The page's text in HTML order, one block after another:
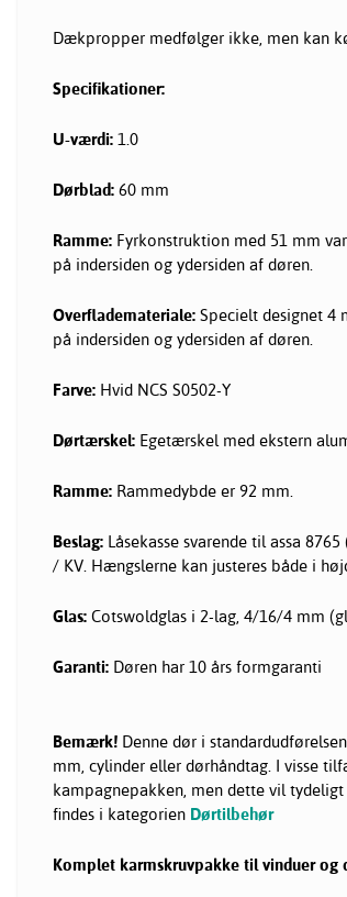
Dækpropper medfølger ikke, men kan
Specifikationer:
U-værdi: 1.0
Dørblad: 60 mm
Ramme: Fyrkonstruktion med 51 mm
på indersiden og ydersiden af døren.
Overflademateriale: Specielt designet 4
på indersiden og ydersiden af døren.
Farve: Hvid NCS S0502-Y
Dørtærskel: Egetærskel med ekstern
Ramme: Rammedybde er 92 mm.
Beslag: Låsekasse svarende til assa
/ KV. Hængslerne kan justeres både i
Glas: Cotswoldglas i 2-lag, 4/16/4 mm
Garanti: Døren har 10 års formgaranti
Bemærk! Denne dør i
mm, cylinder eller dørhåndtag. I visse
kampagnepakken, men dette vil
findes i kategorien Dørtilbehør
Komplet karmskruvpakke til vinduer og